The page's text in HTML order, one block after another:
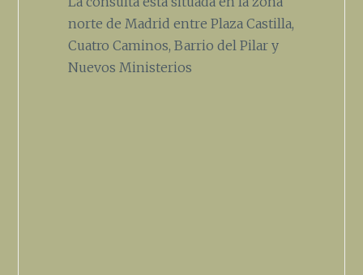
norte de Madrid entre Plaza Castilla,
Cuatro Caminos, Barrio del Pilar y
Nuevos Ministerios